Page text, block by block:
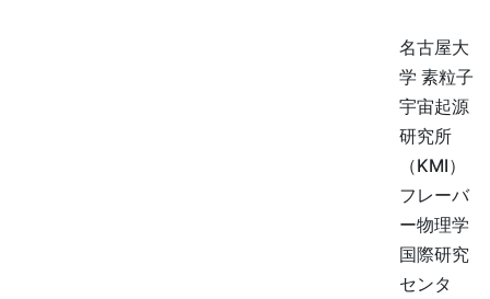
名古屋大
学 素粒子
宇宙起源
研究所
（KMI）
フレーバ
ー物理学
国際研究
センタ